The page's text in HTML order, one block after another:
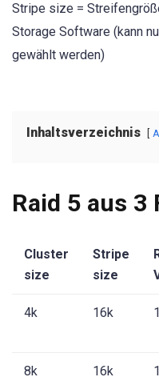
Stripe size =
Storage Software (kann
gewählt werden)
Inhaltsverzeichnis
Raid 5 aus 3
Cluster
size
Stripe
size
4k 16k
8k 16k